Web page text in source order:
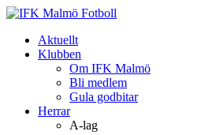
Aktuellt
Klubben
Om IFK Malmö
Bli medlem
Gula godbitar
Herrar
A-lag